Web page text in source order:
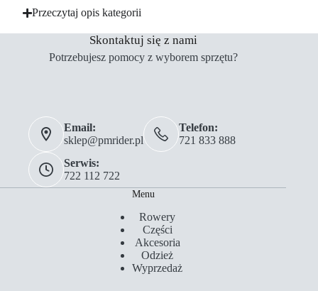
Przeczytaj opis kategorii
Skontaktuj się z nami
Potrzebujesz pomocy z wyborem sprzętu?
Email:
sklep@pmrider.pl
Telefon:
721 833 888
Serwis:
722 112 722
Menu
Rowery
Części
Akcesoria
Odzież
Wyprzedaż